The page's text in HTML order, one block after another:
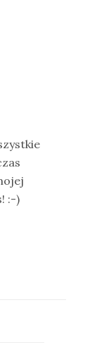
:-)